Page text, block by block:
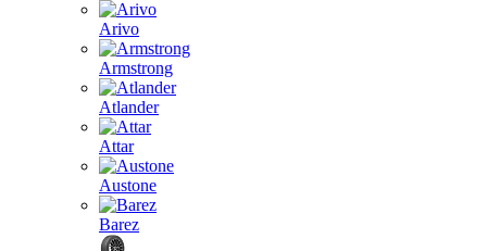
Arivo
Armstrong
Atlander
Attar
Austone
Barez